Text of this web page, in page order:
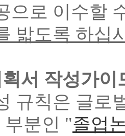
으로 이수할
밟도록 하십
서 작성가이
규칙은 글로
부분인 "졸업